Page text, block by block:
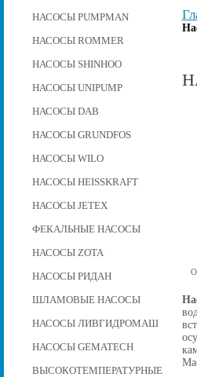
НАСОСЫ PUMPMAN
НАСОСЫ ROMMER
НАСОСЫ SHINHOO
НАСОСЫ UNIPUMP
НАСОСЫ DAB
НАСОСЫ GRUNDFOS
НАСОСЫ WILO
НАСОСЫ HEISSKRAFT
НАСОСЫ JETEX
ФЕКАЛЬНЫЕ НАСОСЫ
НАСОСЫ ZOTA
НАСОСЫ РИДАН
ШЛАМОВЫЕ НАСОСЫ
НАСОСЫ ЛИВГИДРОМАШ
НАСОСЫ GEMATECH
ВЫСОКОТЕМПЕРАТУРНЫЕ